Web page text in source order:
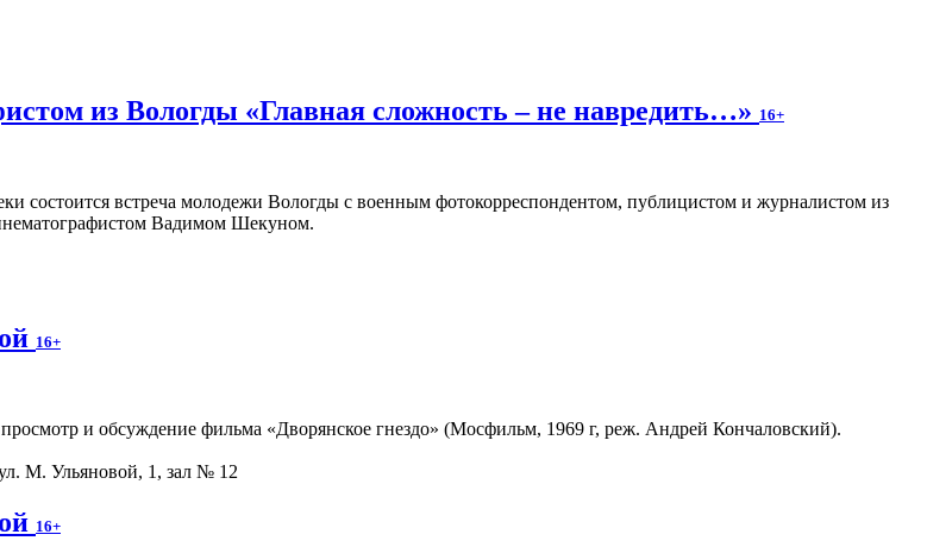
из Вологды «Главная сложность – не навредить…» 16+
состоится встреча молодежи Вологды с военным фотокорреспондентом, публицистом и журналистом из
Вадимом Шекуном.
16+
и обсуждение фильма «Дворянское гнездо» (Мосфильм, 1969 г, реж. Андрей Кончаловский).
М. Ульяновой, 1, зал № 12
16+